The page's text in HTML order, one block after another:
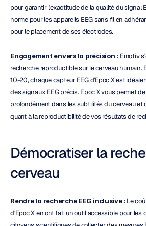
pour garantir l'exactitude de la qualité du signal
norme pour les appareils EEG sans fil en
pour le placement de ses électrodes.
Engagement envers la précision : Emotiv
recherche reproductible sur le cerveau humain.
10-20, chaque capteur EEG d'Epoc X est
des signaux EEG précis. Epoc X vous permet
profondément dans les subtilités du cerveau et
quant à la reproductibilité de vos résultats de
Démocratiser la
cerveau
Rendre la recherche EEG inclusive : Le
d'Epoc X en ont fait un outil accessible pour les